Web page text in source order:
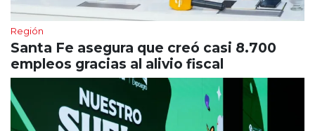
Región
Santa Fe asegura que creó casi 8.700
empleos gracias al alivio fiscal